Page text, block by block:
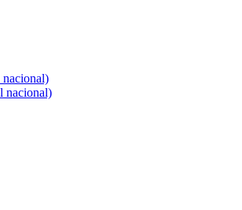
nacional)
nacional)